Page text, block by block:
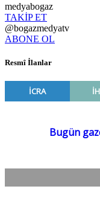
medyabogaz
TAKİP ET
@bogazmedyatv
ABONE OL
Resmî İlanlar